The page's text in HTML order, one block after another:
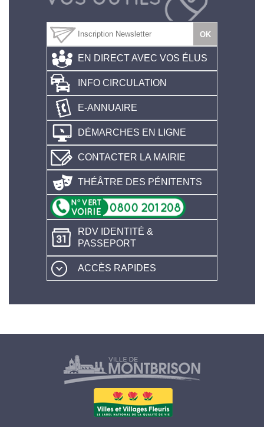
EN DIRECT AVEC VOS ÉLUS
INFO CIRCULATION
E-ANNUAIRE
DÉMARCHES EN LIGNE
CONTACTER LA MAIRIE
THÉÂTRE DES PÉNITENTS
RDV IDENTITÉ &
PASSEPORT
ACCÈS RAPIDES